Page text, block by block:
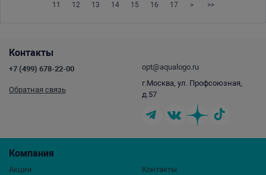
11 12 13 14 15 16 17 > >>
Компания
Акции
Контакты
Контакты
+7 (499) 678-22-00
Обратная связь
opt@aqualogo.ru
г.Москва, ул. Профсоюзная,
д.57